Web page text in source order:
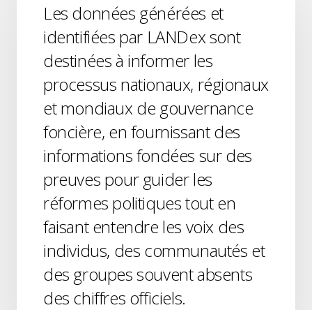
Les données générées et
identifiées par LANDex sont
destinées à informer les
processus nationaux, régionaux
et mondiaux de gouvernance
foncière, en fournissant des
informations fondées sur des
preuves pour guider les
réformes politiques tout en
faisant entendre les voix des
individus, des communautés et
des groupes souvent absents
des chiffres officiels.